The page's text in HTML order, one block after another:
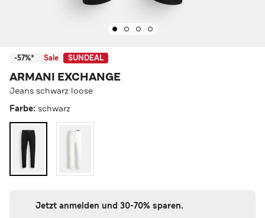
-57%* Sale SUNDEAL
ARMANI EXCHANGE
Jeans schwarz loose
Farbe: schwarz
Jetzt anmelden und 30-70% sparen.